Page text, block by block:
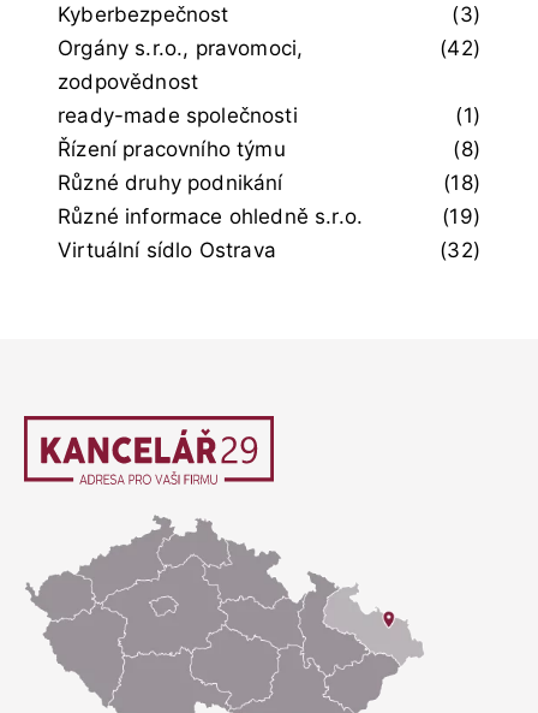
Kyberbezpečnost
(3)
Orgány s.r.o., pravomoci,
zodpovědnost
(42)
ready-made společnosti
(1)
Řízení pracovního týmu
(8)
Různé druhy podnikání
(18)
Různé informace ohledně s.r.o.
(19)
Virtuální sídlo Ostrava
(32)